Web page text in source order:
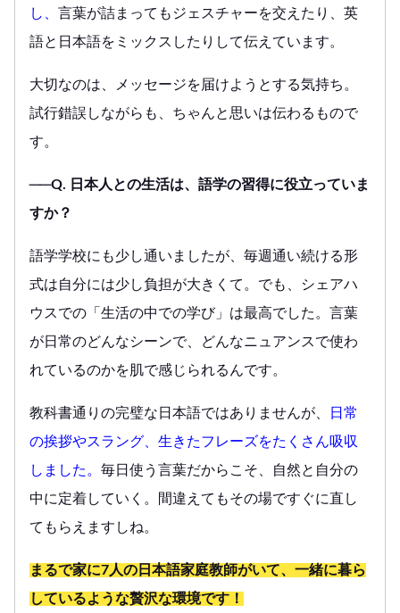
し、 言葉が詰まってもジェスチャーを交えたり、英
語と日本語をミックスしたりして伝えています。
大切なのは、メッセージを届けようとする気持ち。
試行錯誤しながらも、ちゃんと思いは伝わるもので
す。
──Q. 日本人との生活は、語学の習得に役立っていま
すか？
語学学校にも少し通いましたが、毎週通い続ける形
式は自分には少し負担が大きくて。でも、シェアハ
ウスでの「生活の中での学び」は最高でした。言葉
が日常のどんなシーンで、どんなニュアンスで使わ
れているのかを肌で感じられるんです。
教科書通りの完璧な日本語ではありませんが、
日常
の挨拶やスラング、生きたフレーズをたくさん吸収
しました。 毎日使う言葉だからこそ、自然と自分の
中に定着していく。間違えてもその場ですぐに直し
てもらえますしね。
まるで家に7人の日本語家庭教師がいて、一緒に暮ら
しているような贅沢な環境です！